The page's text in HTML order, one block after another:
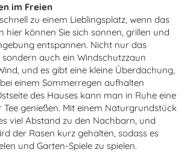
im Freien
zu einem Lieblingsplatz, wenn das
hier können Sie sich sonnen, grillen und
entspannen. Nicht nur das
sondern auch ein Windschutzzaun
und es gibt eine kleine Überdachung,
einem Sommerregen aufhalten
des Hauses kann man in Ruhe eine
Tee genießen. Mit einem Naturgrundstück
viel Abstand zu den Nachbarn, und
der Rasen kurz gehalten, sodass es
und Garten-Spiele zu spielen.